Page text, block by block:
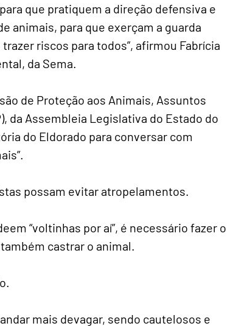
que pratiquem a direção defensiva e
animais, para que exerçam a guarda
riscos para todos”, afirmou Fabrícia
da Sema.
de Proteção aos Animais, Assuntos
da Assembleia Legislativa do Estado do
do Eldorado para conversar com
possam evitar atropelamentos.
“voltinhas por aí”, é necessário fazer o
castrar o animal.
mais devagar, sendo cautelosos e